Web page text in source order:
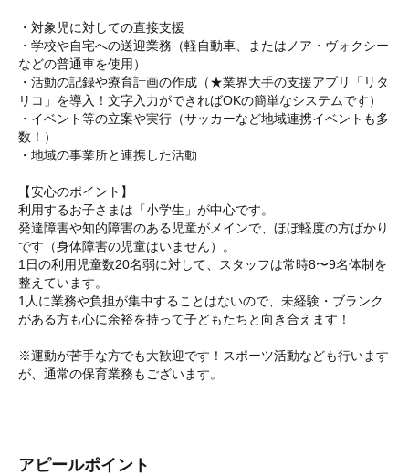
・対象児に対しての直接支援
・学校や自宅への送迎業務（軽自動車、またはノア・ヴォクシー
などの普通車を使用）
・活動の記録や療育計画の作成（★業界大手の支援アプリ「リタ
リコ」を導入！文字入力ができればOKの簡単なシステムです）
・イベント等の立案や実行（サッカーなど地域連携イベントも多
数！）
・地域の事業所と連携した活動
【安心のポイント】
利用するお子さまは「小学生」が中心です。
発達障害や知的障害のある児童がメインで、ほぼ軽度の方ばかり
です（身体障害の児童はいません）。
1日の利用児童数20名弱に対して、スタッフは常時8〜9名体制を
整えています。
1人に業務や負担が集中することはないので、未経験・ブランク
がある方も心に余裕を持って子どもたちと向き合えます！
※運動が苦手な方でも大歓迎です！スポーツ活動なども行います
が、通常の保育業務もございます。
アピールポイント